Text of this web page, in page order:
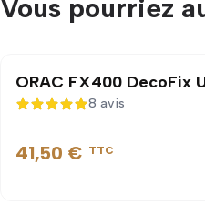
Vous pourriez
ORAC FX400 DecoFix
5 sur 5
8 avis
41,50 € TTC